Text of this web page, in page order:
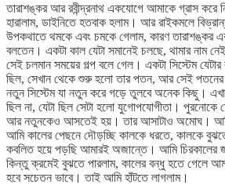
তারাশঙ্কর আর রবীন্দ্রনাথ একযোগে আমাকে গ্রাস করে
হারালাম, ডাইনিতে হতবাক হলাম। আর রাইকমলে
উপকথাতে থমকে এবং চমকে গেলাম, কারণ তারাশঙ্কর
বলতেন। একটা কাল যেটা সমানেই চলছে, থামার নাম
সেই চলমান সময়ের গল্প বলে গেল। একটা সিস্টেম যেটার
ছিল, সেখান থেকে শুরু হলো তার পতন, আর সেই
নতুন সিস্টেম যা নতুন করে গড়ে তুলবে অনেক কিছু।
ছিল না, যেটা ছিল সেটা হলো যুগোপযোগীতা। পুরনোকে
আর নতুনকেও আসতেই হয়। তার আসাটাও অমোঘ। আমি
আমি কালের পেছনে দৌড়চ্ছি কালকে ধরতে, কালকে
কবলিত হয়ে পড়ছি আমারই অজান্তে। আমি চিরকালের
কিন্তু ক্রমেই বুঝতে পারলাম, কালের বন্ধু হতে গেলে
হবে সচেতন ভাবে। তাই আমি হাঁটতে লাগলাম।